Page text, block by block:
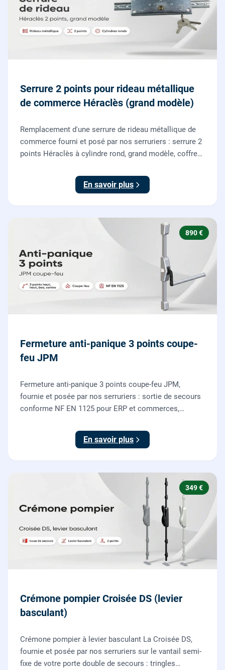
Serrure 2 points pour rideau métallique
de commerce Héraclès (grand modèle)
Remplacement d'une serrure de rideau métallique de
commerce fourni et posé par nos serruriers : serrure 2
points Héraclès à cylindre rond, grand modèle, coffre
des deux points de verrouillage.
En savoir plus
890 €
Fermeture anti-panique 3 points coupe-
feu JPM
Fermeture anti-panique 3 points coupe-feu JPM,
fournie et posée par nos serruriers : sortie de secours
conforme NF EN 1125 pour ERP et commerces,
En savoir plus
349 €
Crémone pompier Croisée DS (levier
basculant)
Crémone pompier à levier basculant La Croisée DS,
fournie et posée par nos serruriers sur le vantail semi-
fixe de votre porte double de secours : tringles